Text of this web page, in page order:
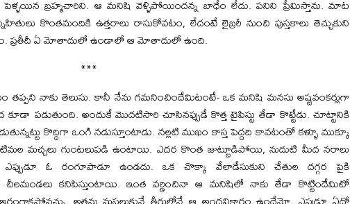
పెళ్ళయిన బ్రహ్మచారిని. ఆ మనిషి వెళ్ళిపోయిందన్న బాధేం లేదు. పనిని ప్రేమిస్తాను. మాట
కొంతమందికి ఉత్తరాలు రాసుకోవటం, లేదంటే లైబ్రరీ నుంచి పుస్తకాలు తెచ్చుకుని
ప్రతీదీ ఏ మోతాదులో ఉండాలో ఆ మోతాదులో ఉంది.
***
తప్పని నాకు తెలుసు. కానీ నేను గమనించిందేమిటంటే- ఒక మనిషి మనసు అష్టవంకర్లుగా
పడుతుంది. అందుకే మొదటిసారి చూసినప్పుడే కొత్త టైపిస్టు తేడా కొట్టేడు. చూట్టానికి
కొద్దిగా ఒంగి నడుస్తూంటాడు. నల్లటి ముఖం కాస్త పెద్దది కావటంతో కళ్ళూ ముక్కూ
మచ్చలు గుంటలుపడి ఉంటాయి. ఎదర కొంత జుట్టూడిపోయి, నుదుటి మీద నరాలు
ఎప్పుడూ ఓ రంగూపాడూ ఉండదు. ఒక చొక్కా వేలాడేసుకుని చేతుల దగ్గర పైకి
చీలమండలు కనిపిస్తుంటాయి. ఇంత వర్ణించినా ఆ మనిషిలో నాకు తేడా కొట్టిందేమిటో